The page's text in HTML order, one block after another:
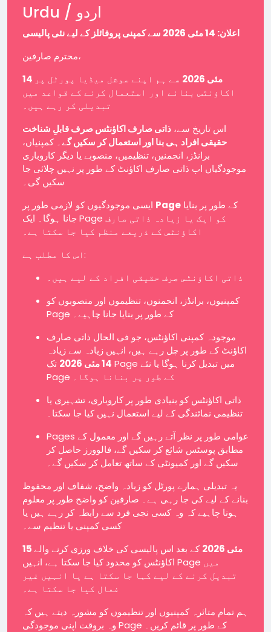
Urdu / اردو
اعلان: 14 مئی 2026 سے کمپنی پروفائلز کے لیے نئی پالیسی
محترم صارفین،
14 مئی 2026
سے ہم اپنے سوشل میڈیا پورٹل پر
اکاؤنٹس بنانے اور استعمال کرنے کے قواعد میں
تبدیلی کر رہے ہیں۔
اس تاریخ سے، ذاتی صارف اکاؤنٹس صرف قابلِ شناخت
حقیقی افراد ہی بنا اور استعمال کر سکیں گے۔ کمپنیاں،
برانڈز، انجمنیں، تنظیمیں، منصوبے یا دیگر کاروباری
موجودگیاں اب ذاتی صارف اکاؤنٹ کے طور پر نہیں چلائی جا
سکیں گی۔
Page
جانا ہوگا۔ ایک Page کو ایک یا زیادہ ذاتی صارف
اکاؤنٹس کے ذریعے منظم کیا جا سکتا ہے۔
اس کا مطلب ہے:
ذاتی اکاؤنٹس صرف حقیقی افراد کے لیے ہیں۔
کمپنیوں، برانڈز، انجمنوں، تنظیموں اور منصوبوں کو
Page کے طور پر بنایا جانا چاہیے۔
موجودہ کمپنی اکاؤنٹس، جو فی الحال ذاتی صارف
اکاؤنٹ کے طور پر چل رہے ہیں، انہیں زیادہ سے زیادہ
14 مئی 2026
تک Page میں تبدیل کرنا ہوگا یا نئے
Page کے طور پر بنانا ہوگا۔
ذاتی اکاؤنٹس کو بنیادی طور پر کاروباری، تشہیری یا
تنظیمی نمائندگی کے لیے استعمال نہیں کیا جا سکتا۔
Pages عوامی طور پر نظر آتے رہیں گے اور معمول کے
مطابق پوسٹس شائع کر سکیں گے، فالوورز حاصل کر
سکیں گے اور کمیونٹی کے ساتھ تعامل کر سکیں گے۔
یہ تبدیلی ہمارے پورٹل کو زیادہ واضح، شفاف اور محفوظ
بنانے کے لیے کی جا رہی ہے۔ صارفین کو واضح طور پر معلوم
ہونا چاہیے کہ وہ کسی نجی فرد سے رابطہ کر رہے ہیں یا
کسی کمپنی یا تنظیم سے۔
15 مئی 2026
کے بعد اس پالیسی کی خلاف ورزی کرنے والے
اکاؤنٹس کو محدود کیا جا سکتا ہے، انہیں Page میں
تبدیل کرنے کے لیے کہا جا سکتا ہے یا انہیں غیر
فعال کیا جا سکتا ہے۔
ہم تمام متاثرہ کمپنیوں اور تنظیموں کو مشورہ دیتے ہیں کہ
وہ بروقت اپنی موجودگی Page کے طور پر قائم کریں۔